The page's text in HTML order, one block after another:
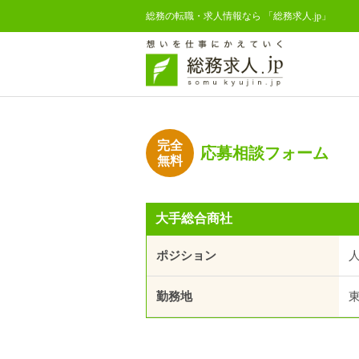
総務の転職・求人情報なら 「総務求人.jp」
完全
無料
応募相談フォーム
大手総合商社
ポジション
勤務地